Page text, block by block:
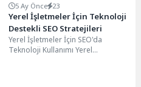
5 Ay Önce 23
Yerel İşletmeler İçin Teknoloji
Destekli SEO Stratejileri
Yerel İşletmeler İçin SEO'da
Teknoloji Kullanımı Yerel